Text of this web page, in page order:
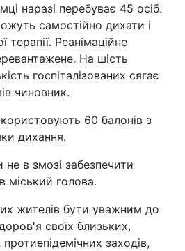
наразі перебуває 45 осіб.
самостійно дихати і
терапії. Реанімаційне
На шість
госпіталізованих сягає
чиновник.
60 балонів з
дихання.
в змозі забезпечити
міський голова.
жителів бути уважним до
своїх близьких,
заходів,